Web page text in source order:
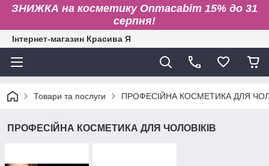
ЗНИЖКА на косметику Onmacabim 15% до 31
серпня!
Інтернет-магазин Красива Я
Товари та послуги ПРОФЕСІЙНА КОСМЕТИКА ДЛЯ
ПРОФЕСІЙНА КОСМЕТИКА ДЛЯ ЧОЛОВІКІВ